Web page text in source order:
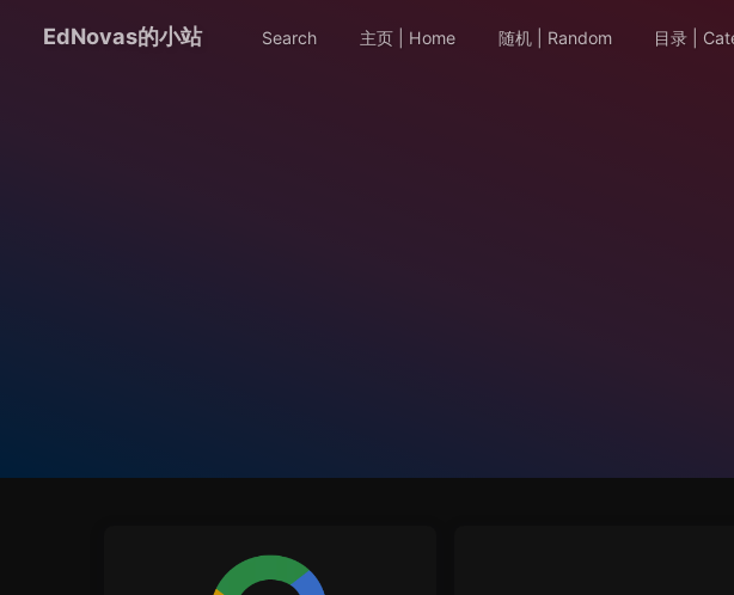
EdNovas的小站 Search 主页 | Home 随机 | Random 目录 |